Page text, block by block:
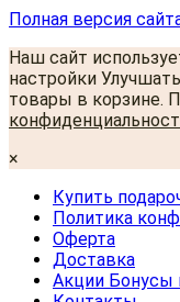
Полная версия
Наш сайт
настройки
товары в корзине.
×
Купить
Политика
Оферта
Доставка
Акции Бонусы